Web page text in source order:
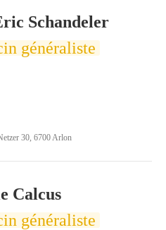
Schandeler
généraliste
30, 6700 Arlon
Calcus
généraliste